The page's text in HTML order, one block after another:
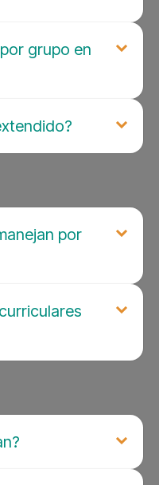
grupo en
por